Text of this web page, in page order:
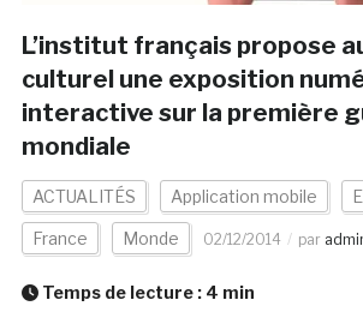
L’institut français propose
culturel une exposition
interactive sur la première
mondiale
ACTUALITÉS Application mobile
France Monde 02/12/2014 par
Temps de lecture : 4 min